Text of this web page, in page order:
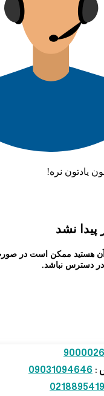
یادتون نره!
نشد
آن هستید ممکن است در
دسترس نباشد.
:
09031094646